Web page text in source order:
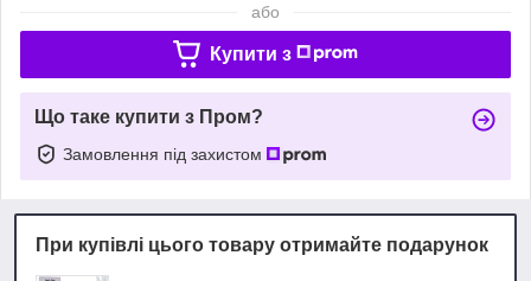
або
Купити з
Що таке купити з Пром?
Замовлення під захистом
При купівлі цього товару отримайте подарунок